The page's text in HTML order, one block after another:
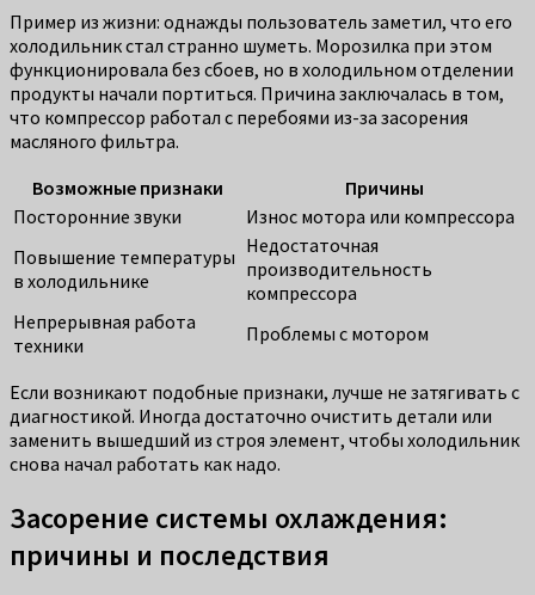
Пример из жизни: однажды пользователь заметил, что его
холодильник стал странно шуметь. Морозилка при этом
функционировала без сбоев, но в холодильном отделении
продукты начали портиться. Причина заключалась в том,
что компрессор работал с перебоями из-за засорения
масляного фильтра.
Возможные признаки
Причины
Посторонние звуки
Износ мотора или компрессора
Повышение температуры
в холодильнике
Недостаточная
производительность
компрессора
Непрерывная работа
техники
Проблемы с мотором
Если возникают подобные признаки, лучше не затягивать с
диагностикой. Иногда достаточно очистить детали или
заменить вышедший из строя элемент, чтобы холодильник
снова начал работать как надо.
Засорение системы охлаждения:
причины и последствия